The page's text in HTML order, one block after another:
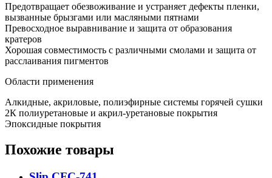
Предотвращает обезвоживание и устраняет дефекты пленки,
вызванные брызгами или масляными пятнами
Превосходное выравнивание и защита от образования
кратеров
Хорошая совместимость с различными смолами и защита от
расслаивания пигментов
Области применения
Алкидные, акриловые, полиэфирные системы горячей сушки
2К полиуретановые и акрил-уретановые покрытия
Эпоксидные покрытия
Похожие товары